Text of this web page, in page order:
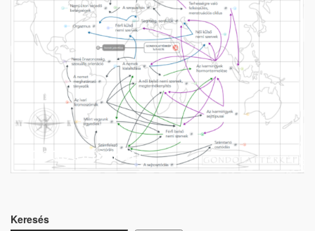
Gondolattérkép
Keresés